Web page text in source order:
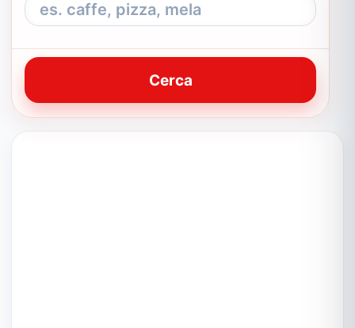
Cerca